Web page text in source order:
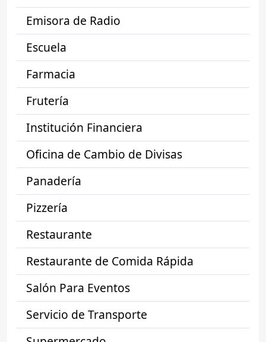
Emisora de Radio
Escuela
Farmacia
Frutería
Institución Financiera
Oficina de Cambio de Divisas
Panadería
Pizzería
Restaurante
Restaurante de Comida Rápida
Salón Para Eventos
Servicio de Transporte